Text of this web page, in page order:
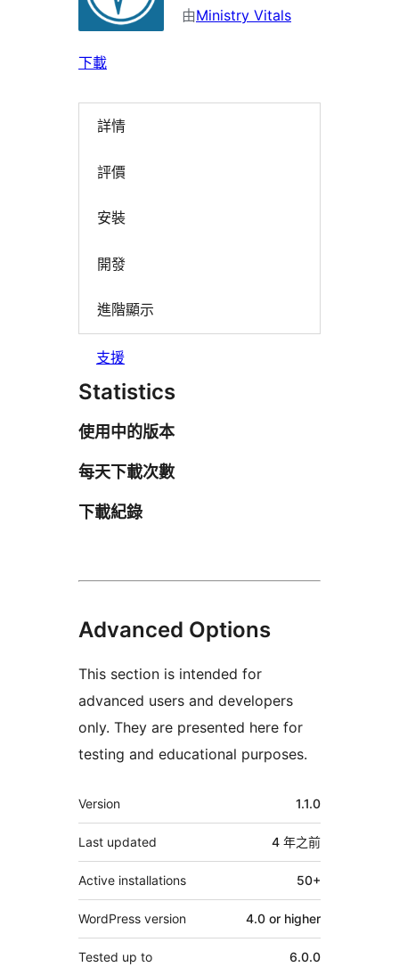
由Ministry Vitals
下載
詳情
評價
安裝
開發
進階顯示
支援
Statistics
使用中的版本
每天下載次數
下載紀錄
Advanced Options
This section is intended for
advanced users and developers
only. They are presented here for
testing and educational purposes.
其
它
Version 1.1.0
Last updated 4 年之前
Active installations 50+
WordPress version 4.0 or higher
Tested up to 6.0.0